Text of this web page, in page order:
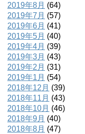
2019年8月 (64)
2019年7月 (57)
2019年6月 (41)
2019年5月 (40)
2019年4月 (39)
2019年3月 (43)
2019年2月 (31)
2019年1月 (54)
2018年12月 (39)
2018年11月 (43)
2018年10月 (46)
2018年9月 (40)
2018年8月 (47)